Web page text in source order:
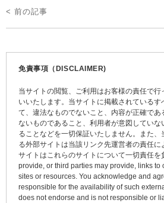
投
稿
< 前の記事
免責事項（DISCLAIMER)
当サイトの閲覧、ご利用はお客様の責任で
いいたします。当サイトに掲載されている
て、違法なものでないこと、内容が正確であ
ないものであること、利用者が意図していな
ることなどを一切保証いたしません。また
る外部サイトは当該リンク先運営者の責任
サイトはこれらのサイトについて一切責任
provide, or third parties may provide, links to
sites or resources. You acknowledge and
responsible for the availability of such
does not endorse and is not responsible or